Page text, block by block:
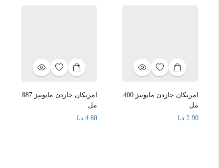
امريكان جاردن مايونيز 400
مل
2.90 د.ا
امريكان جاردن مايونيز 887
مل
4.60 د.ا